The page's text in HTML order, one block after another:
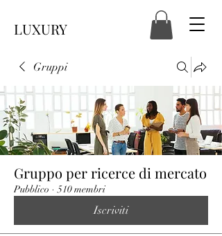
LUXURY
Gruppi
Gruppo per ricerce di mercato
Pubblico · 510 membri
Iscriviti